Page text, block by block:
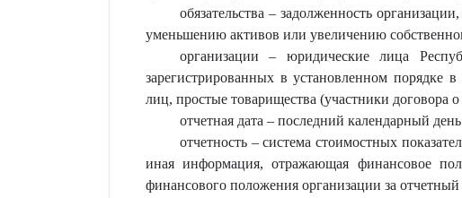
обязательства – задолженность
уменьшению активов или увеличению
организации – юридические лица
зарегистрированных в установленном порядке
лиц, простые товарищества (участники договора
отчетная дата – последний календарный
отчетность – система стоимостных
иная информация, отражающая финансовое
финансового положения организации за